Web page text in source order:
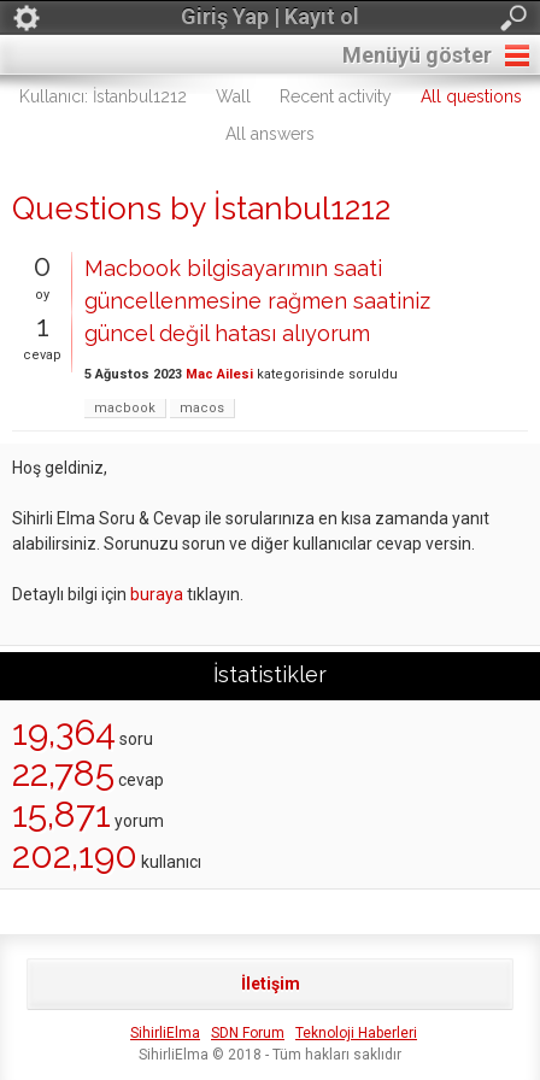
Giriş Yap | Kayıt ol
Menüyü göster
Kullanıcı: İstanbul1212 Wall Recent activity
All questions
All answers
Questions by İstanbul1212
0
oy
1
cevap
Macbook bilgisayarımın saati
güncellenmesine rağmen saatiniz
güncel değil hatası alıyorum
5 Ağustos 2023 Mac Ailesi kategorisinde soruldu
macbook macos
Hoş geldiniz,
Sihirli Elma Soru & Cevap ile sorularınıza en kısa zamanda yanıt
alabilirsiniz. Sorunuzu sorun ve diğer kullanıcılar cevap versin.
Detaylı bilgi için buraya tıklayın.
İstatistikler
19,364 soru
22,785 cevap
15,871 yorum
202,190 kullanıcı
İletişim
SihirliElma SDN Forum
Teknoloji Haberleri
SihirliElma © 2018 - Tüm hakları saklıdır